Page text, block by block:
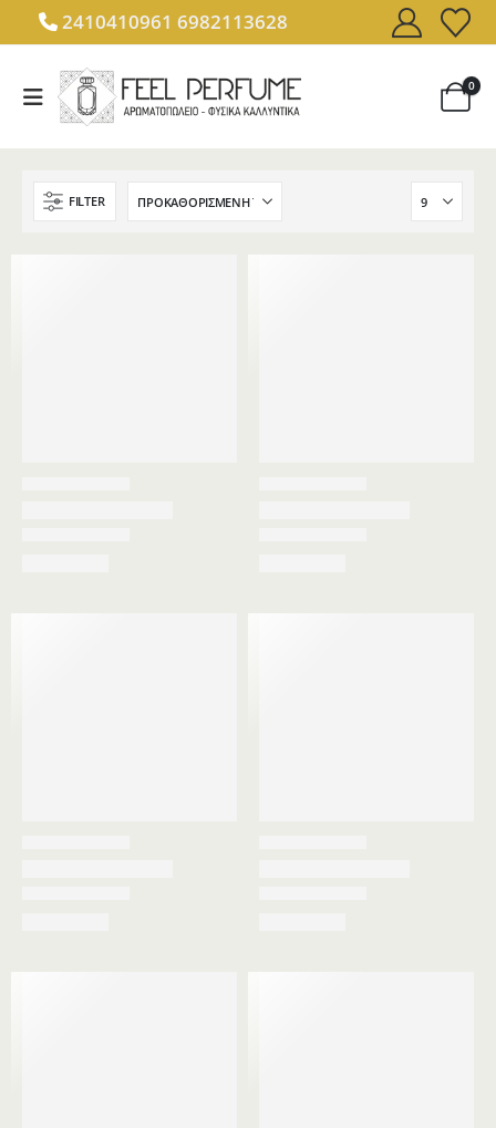
2410410961 6982113628
0
FILTER